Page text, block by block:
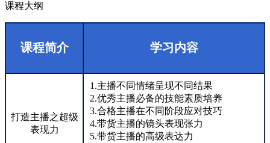
课程大纲
课程简介 学习内容
打造主播之超级
表现力
1.主播不同情绪呈现不同结果
2.优秀主播必备的技能素质培养
3.合格主播在不同阶段应对技巧
4.带货主播的镜头表现张力
5.带货主播的高级表达力